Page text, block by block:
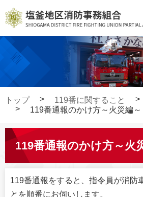
ン
ン
ビ
ー
トップ 119番に関すること
119番通報のかけ方～火災編～
119番通報のかけ方～火
119番通報をすると、指令員が消防
とを順番にお伺いします。